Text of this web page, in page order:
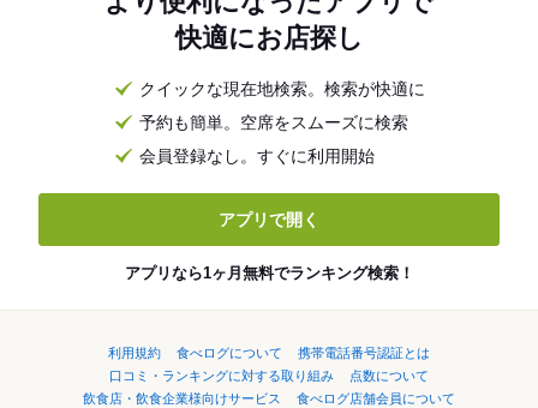
快適にお店探し
クイックな現在地検索。検索が快適に
予約も簡単。空席をスムーズに検索
会員登録なし。すぐに利用開始
アプリで開く
アプリなら1ヶ月無料でランキング検索！
利用規約 食べログについて
携帯電話番号認証とは
口コミ・ランキングに対する取り組み
点数について
飲食店・飲食企業様向けサービス
食べログ店舗会員について